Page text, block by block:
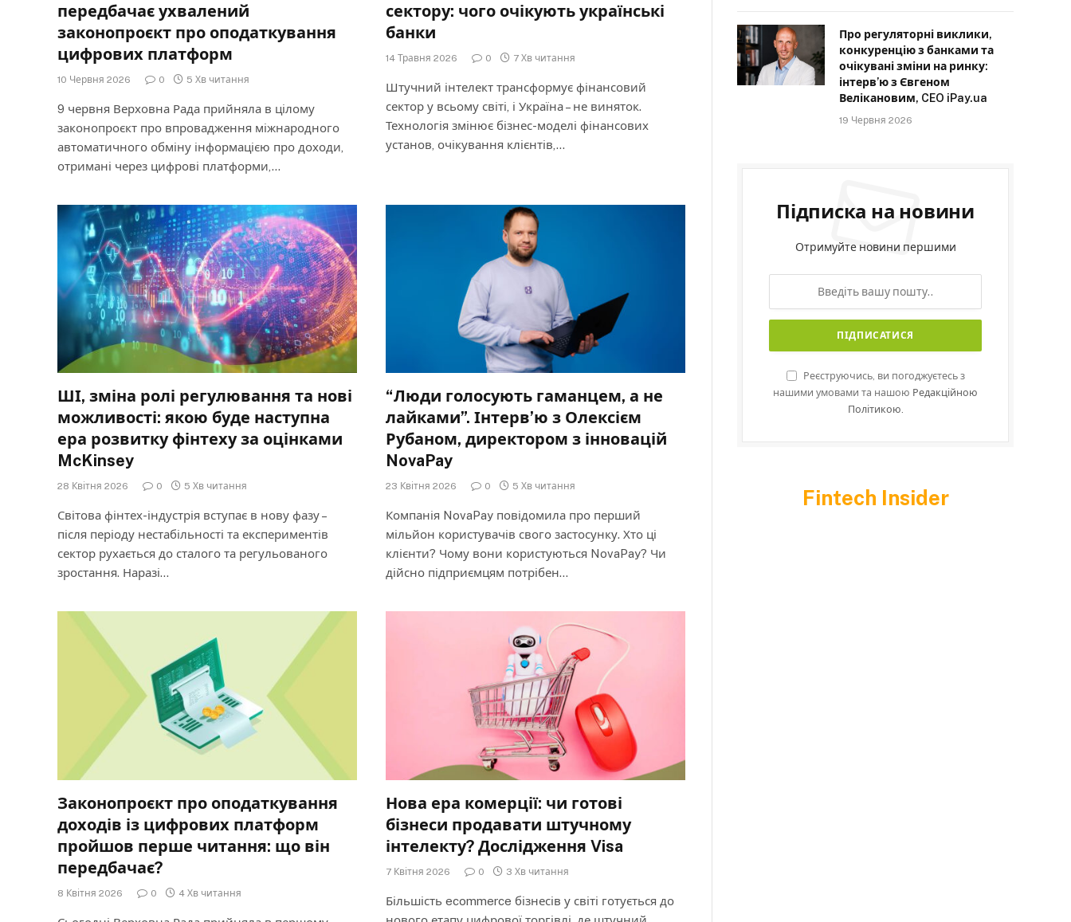
передбачає ухвалений
законопроєкт про оподаткування
цифрових платформ
10 Червня 2026 0 5 Хв читання
9 червня Верховна Рада прийняла в цілому
законопроєкт про впровадження міжнародного
автоматичного обміну інформацією про доходи,
отримані через цифрові платформи,…
сектору: чого очікують українські
банки
14 Травня 2026 0 7 Хв читання
Штучний інтелект трансформує фінансовий
сектор у всьому світі, і Україна – не виняток.
Технологія змінює бізнес-моделі фінансових
установ, очікування клієнтів,…
ШІ, зміна ролі регулювання та нові
можливості: якою буде наступна
ера розвитку фінтеху за оцінками
McKinsey
28 Квітня 2026 0 5 Хв читання
Світова фінтех-індустрія вступає в нову фазу –
після періоду нестабільності та експериментів
сектор рухається до сталого та регульованого
зростання. Наразі…
“Люди голосують гаманцем, а не
лайками”. Інтерв’ю з Олексієм
Рубаном, директором з інновацій
NovaPay
23 Квітня 2026 0 5 Хв читання
Компанія NovaPay повідомила про перший
мільйон користувачів свого застосунку. Хто ці
клієнти? Чому вони користуються NovaPay? Чи
дійсно підприємцям потрібен…
Законопроєкт про оподаткування
доходів із цифрових платформ
пройшов перше читання: що він
передбачає?
8 Квітня 2026 0 4 Хв читання
Нова ера комерції: чи готові
бізнеси продавати штучному
інтелекту? Дослідження Visa
7 Квітня 2026 0 3 Хв читання
Більшість ecommerce бізнесів у світі готується до
Про регуляторні виклики,
конкуренцію з банками та
очікувані зміни на ринку:
інтерв’ю з Євгеном
Велікановим, CEO iPay.ua
19 Червня 2026
Підписка на новини
Отримуйте новини першими
Реєструючись, ви погоджуєтесь з
нашими умовами та нашою Редакційною
Політикою.
Fintech Insider